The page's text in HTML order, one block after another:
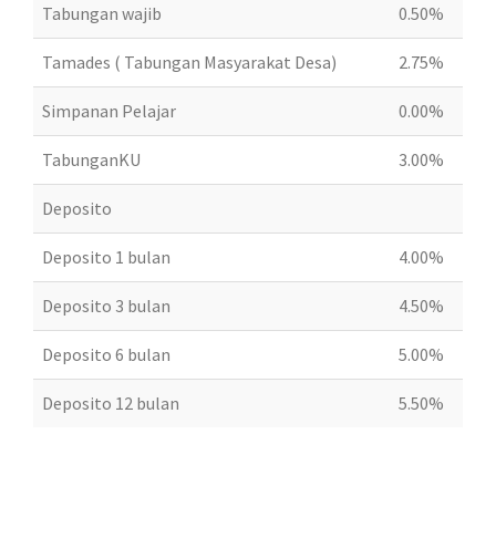
Tabungan wajib 0.50%
Tamades ( Tabungan Masyarakat Desa) 2.75%
Simpanan Pelajar 0.00%
TabunganKU 3.00%
Deposito
Deposito 1 bulan 4.00%
Deposito 3 bulan 4.50%
Deposito 6 bulan 5.00%
Deposito 12 bulan 5.50%